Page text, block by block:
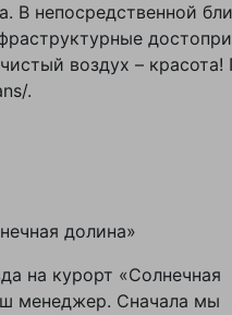
В непосредственной
воздух –
.
долина»
на курорт «Солнечная
менеджер. Сначала мы